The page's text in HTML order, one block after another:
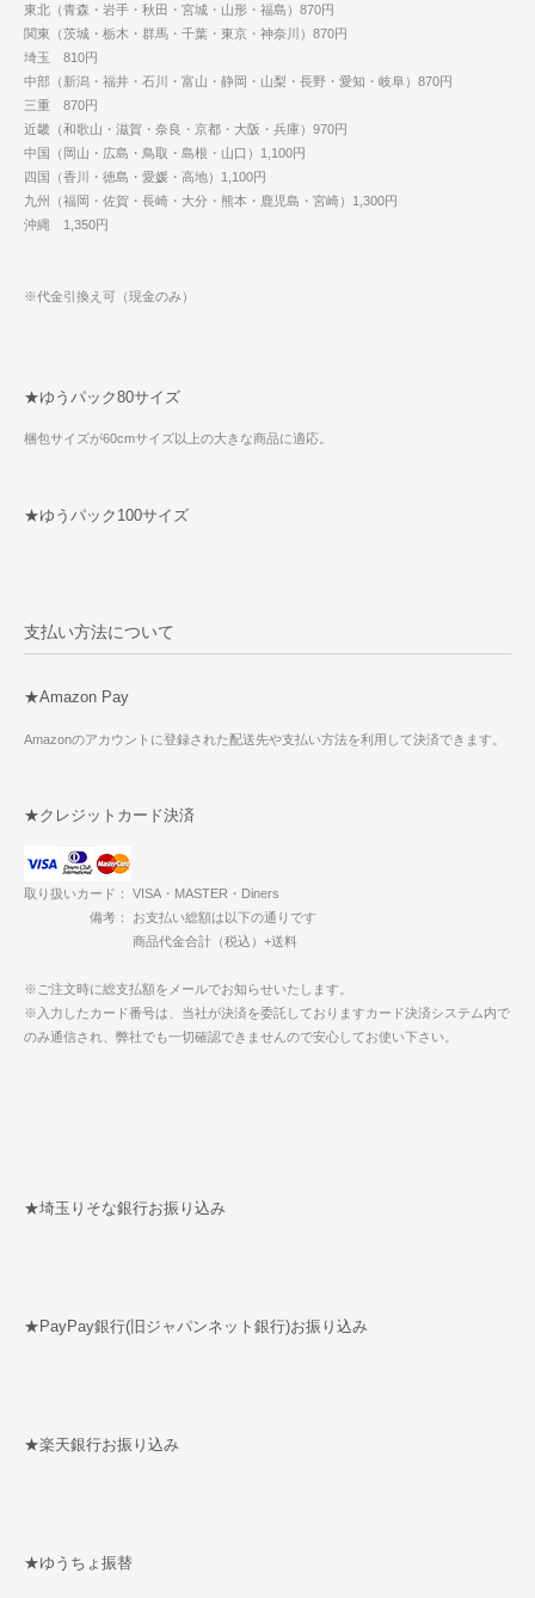
東北（青森・岩手・秋田・宮城・山形・福島）870円
関東（茨城・栃木・群馬・千葉・東京・神奈川）870円
埼玉 810円
中部（新潟・福井・石川・富山・静岡・山梨・長野・愛知・岐阜）870円
三重 870円
近畿（和歌山・滋賀・奈良・京都・大阪・兵庫）970円
中国（岡山・広島・鳥取・島根・山口）1,100円
四国（香川・徳島・愛媛・高地）1,100円
九州（福岡・佐賀・長崎・大分・熊本・鹿児島・宮崎）1,300円
沖縄 1,350円
※代金引換え可（現金のみ）
★ゆうパック80サイズ
梱包サイズが60cmサイズ以上の大きな商品に適応。
★ゆうパック100サイズ
支払い方法について
★Amazon Pay
Amazonのアカウントに登録された配送先や支払い方法を利用して決済できます。
★クレジットカード決済
取り扱いカード： VISA・MASTER・Diners
備考： お支払い総額は以下の通りです
商品代金合計（税込）+送料
※ご注文時に総支払額をメールでお知らせいたします。
※入力したカード番号は、当社が決済を委託しておりますカード決済システム内で
のみ通信され、弊社でも一切確認できませんので安心してお使い下さい。
★埼玉りそな銀行お振り込み
★PayPay銀行(旧ジャパンネット銀行)お振り込み
★楽天銀行お振り込み
★ゆうちょ振替